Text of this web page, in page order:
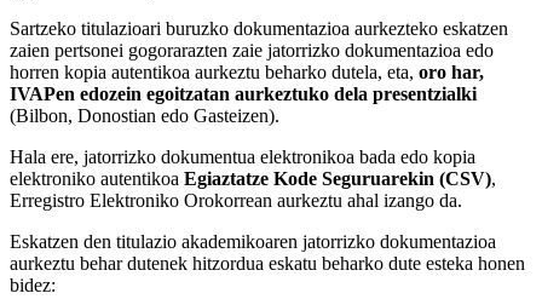
Sartzeko titulazioari buruzko dokumentazioa aurkezteko eskatzen
zaien pertsonei gogorarazten zaie jatorrizko dokumentazioa edo
horren kopia autentikoa aurkeztu beharko dutela, eta, oro har,
IVAPen edozein egoitzatan aurkeztuko dela presentzialki
(Bilbon, Donostian edo Gasteizen).
Hala ere, jatorrizko dokumentua elektronikoa bada edo kopia
elektroniko autentikoa Egiaztatze Kode Seguruarekin (CSV),
Erregistro Elektroniko Orokorrean aurkeztu ahal izango da.
Eskatzen den titulazio akademikoaren jatorrizko dokumentazioa
aurkeztu behar dutenek hitzordua eskatu beharko dute esteka honen
bidez: